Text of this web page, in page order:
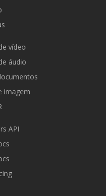
vídeo
áudio
imagem
API